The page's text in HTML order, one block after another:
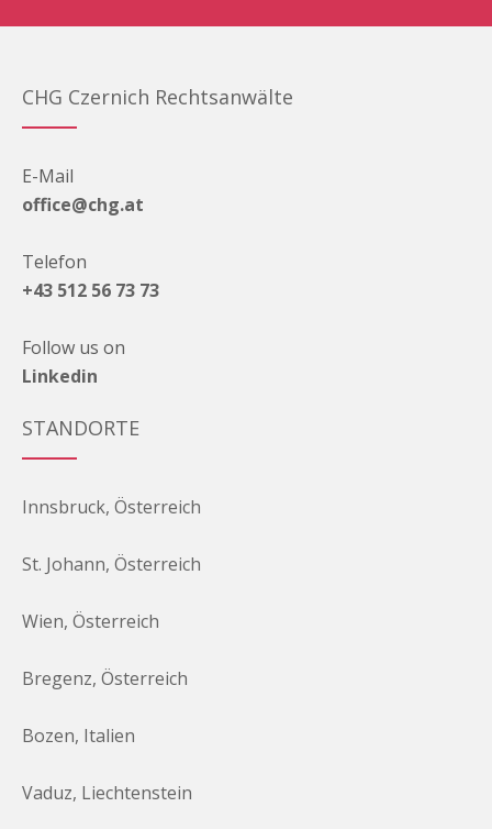
CHG Czernich Rechtsanwälte
E-Mail
office@chg.at
Telefon
+43 512 56 73 73
Follow us on
Linkedin
STANDORTE
Innsbruck, Österreich
St. Johann, Österreich
Wien, Österreich
Bregenz, Österreich
Bozen, Italien
Vaduz, Liechtenstein